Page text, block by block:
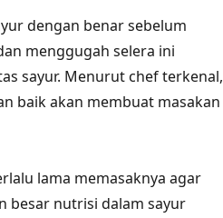
dengan benar sebelum
menggugah selera ini
sayur. Menurut chef terkenal,
baik akan membuat masakan
lama memasaknya agar
besar nutrisi dalam sayur